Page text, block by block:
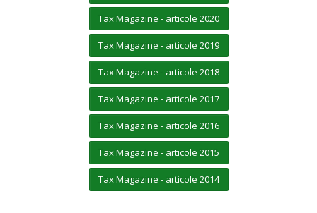
Tax Magazine - articole 2020
Tax Magazine - articole 2019
Tax Magazine - articole 2018
Tax Magazine - articole 2017
Tax Magazine - articole 2016
Tax Magazine - articole 2015
Tax Magazine - articole 2014